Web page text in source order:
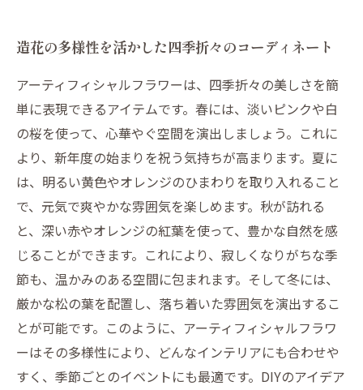
造花の多様性を活かした四季折々のコーディネート
アーティフィシャルフラワーは、四季折々の美しさを簡
単に表現できるアイテムです。春には、淡いピンクや白
の桜を使って、心華やぐ空間を演出しましょう。これに
より、新年度の始まりを祝う気持ちが高まります。夏に
は、明るい黄色やオレンジのひまわりを取り入れること
で、元気で爽やかな雰囲気を楽しめます。秋が訪れる
と、深い赤やオレンジの紅葉を使って、豊かな自然を感
じることができます。これにより、寂しくなりがちな季
節も、温かみのある空間に包まれます。そして冬には、
厳かな松の葉を配置し、落ち着いた雰囲気を演出するこ
とが可能です。このように、アーティフィシャルフラワ
ーはその多様性により、どんなインテリアにも合わせや
すく、季節ごとのイベントにも最適です。DIYのアイデア